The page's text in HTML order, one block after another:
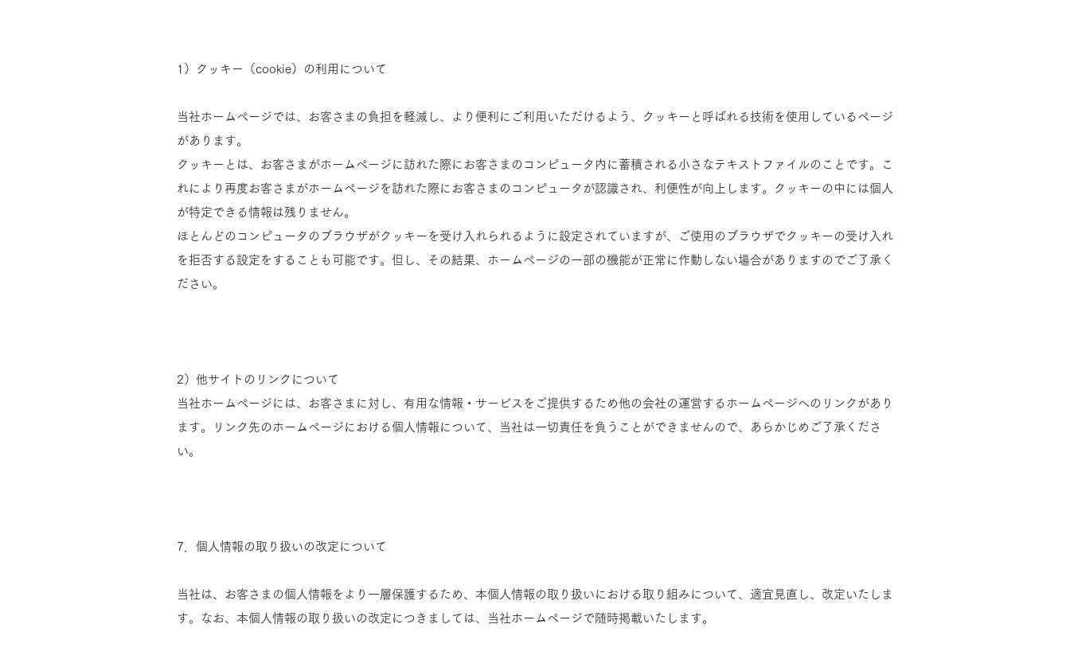
1）クッキー（cookie）の利用について
当社ホームページでは、お客さまの負担を軽減し、より便利にご利用いただけるよう、クッキーと呼ばれる技術を使用しているページ
があります。
クッキーとは、お客さまがホームページに訪れた際にお客さまのコンピュータ内に蓄積される小さなテキストファイルのことです。こ
れにより再度お客さまがホームページを訪れた際にお客さまのコンピュータが認識され、利便性が向上します。クッキーの中には個人
が特定できる情報は残りません。
ほとんどのコンピュータのブラウザがクッキーを受け入れられるように設定されていますが、ご使用のブラウザでクッキーの受け入れ
を拒否する設定をすることも可能です。但し、その結果、ホームページの一部の機能が正常に作動しない場合がありますのでご了承く
ださい。
2）他サイトのリンクについて
当社ホームページには、お客さまに対し、有用な情報・サービスをご提供するため他の会社の運営するホームページへのリンクがあり
ます。リンク先のホームページにおける個人情報について、当社は一切責任を負うことができませんので、あらかじめご了承くださ
い。
7．個人情報の取り扱いの改定について
当社は、お客さまの個人情報をより一層保護するため、本個人情報の取り扱いにおける取り組みについて、適宜見直し、改定いたしま
す。なお、本個人情報の取り扱いの改定につきましては、当社ホームページで随時掲載いたします。